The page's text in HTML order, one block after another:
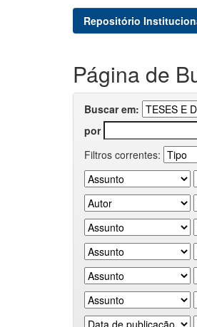
Repositório
Página de
Buscar em:
por
Filtros correntes: